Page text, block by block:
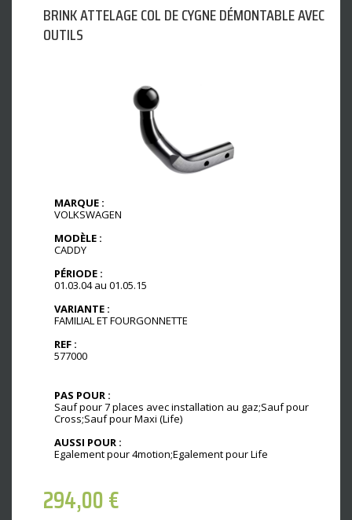
BRINK ATTELAGE COL DE CYGNE DÉMONTABLE AVEC
OUTILS
MARQUE :
VOLKSWAGEN
MODÈLE :
CADDY
PÉRIODE :
01.03.04 au 01.05.15
VARIANTE :
FAMILIAL ET FOURGONNETTE
REF :
577000
PAS POUR :
Sauf pour 7 places avec installation au gaz;Sauf pour
Cross;Sauf pour Maxi (Life)
AUSSI POUR :
Egalement pour 4motion;Egalement pour Life
294,00€